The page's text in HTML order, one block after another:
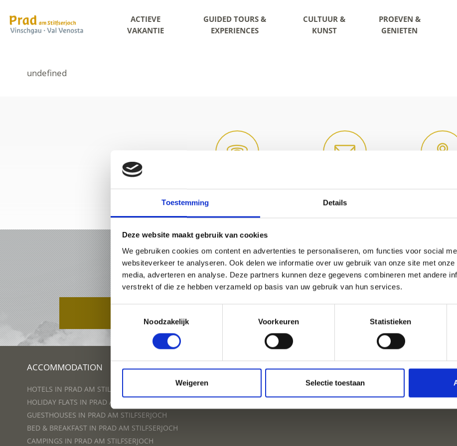
Toestemming Details
Deze website maakt gebruik van cookies
We gebruiken cookies om content en advertenties te personaliseren, om functies voor social
websiteverkeer te analyseren. Ook delen we informatie over uw gebruik van onze site met
media, adverteren en analyse. Deze partners kunnen deze gegevens combineren met andere
verstrekt of die ze hebben verzameld op basis van uw gebruik van hun services.
Noodzakelijk
Voorkeuren Statistieken
Weigeren Selectie toestaan
ACTIEVE
VAKANTIE
GUIDED TOURS &
EXPERIENCES
CULTUUR &
KUNST
PROEVEN &
GENIETEN
+39 0473 61 60 34 office@prad.info Online-
VAKANTIE IN PRAD AM
ACCOMMODATION
HOTELS IN PRAD AM STILFSERJOCH
HOLIDAY FLATS IN PRAD AM STILFSERJOCH
GUESTHOUSES IN PRAD AM STILFSERJOCH
BED & BREAKFAST IN PRAD AM STILFSERJOCH
CAMPINGS IN PRAD AM STILFSERJOCH